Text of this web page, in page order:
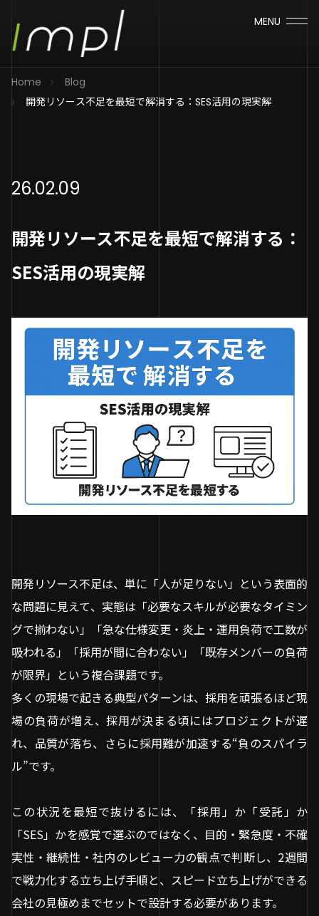
MENU
Home
Blog
開発リソース不足を最短で解消する：SES活用の現実解
26.02.09
開発リソース不足を最短で解消する：
SES活用の現実解
開発リソース不足は、単に「人が足りない」という表面的
な問題に見えて、実態は「必要なスキルが必要なタイミン
グで揃わない」「急な仕様変更・炎上・運用負荷で工数が
吸われる」「採用が間に合わない」「既存メンバーの負荷
が限界」という複合課題です。
多くの現場で起きる典型パターンは、採用を頑張るほど現
場の負荷が増え、採用が決まる頃にはプロジェクトが遅
れ、品質が落ち、さらに採用難が加速する“負のスパイラ
ル”です。
この状況を最短で抜けるには、「採用」か「受託」か
「SES」かを感覚で選ぶのではなく、目的・緊急度・不確
実性・継続性・社内のレビュー力の観点で判断し、2週間
で戦力化する立ち上げ手順と、スピード立ち上げができる
会社の見極めまでセットで設計する必要があります。